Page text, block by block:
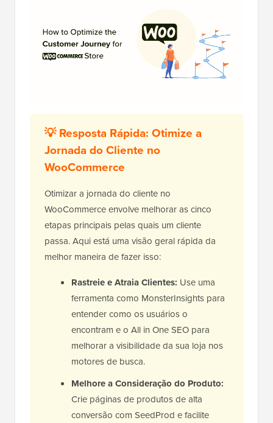
💡 Resposta Rápida: Otimize a
Jornada do Cliente no
WooCommerce
Otimizar a jornada do cliente no
WooCommerce envolve melhorar as cinco
etapas principais pelas quais um cliente
passa. Aqui está uma visão geral rápida da
melhor maneira de fazer isso:
Rastreie e Atraia Clientes: Use uma
ferramenta como MonsterInsights para
entender como os usuários o
encontram e o All in One SEO para
melhorar a visibilidade da sua loja nos
motores de busca.
Melhore a Consideração do Produto:
Crie páginas de produtos de alta
conversão com SeedProd e facilite